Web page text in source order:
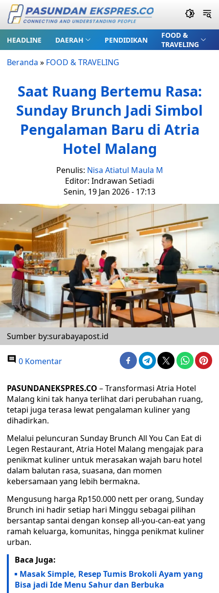
HEADLINE DAERAH PENDIDIKAN
FOOD &
TRAVELING
Beranda » FOOD & TRAVELING
Saat Ruang Bertemu Rasa:
Sunday Brunch Jadi Simbol
Pengalaman Baru di Atria
Hotel Malang
Penulis: Nisa Atiatul Maula M
Editor: Indrawan Setiadi
Senin, 19 Jan 2026 - 17:13
Sumber by:surabayapost.id
0 Komentar
PASUNDANEKSPRES.CO – Transformasi Atria Hotel
Malang kini tak hanya terlihat dari perubahan ruang,
tetapi juga terasa lewat pengalaman kuliner yang
dihadirkan.
Melalui peluncuran Sunday Brunch All You Can Eat di
Legen Restaurant, Atria Hotel Malang mengajak para
penikmat kuliner untuk merasakan wajah baru hotel
dalam balutan rasa, suasana, dan momen
kebersamaan yang lebih bermakna.
Mengusung harga Rp150.000 nett per orang, Sunday
Brunch ini hadir setiap hari Minggu sebagai pilihan
bersantap santai dengan konsep all-you-can-eat yang
ramah keluarga, komunitas, hingga penikmat kuliner
urban.
Baca Juga:
Masak Simple, Resep Tumis Brokoli Ayam yang
Bisa jadi Ide Menu Sahur dan Berbuka